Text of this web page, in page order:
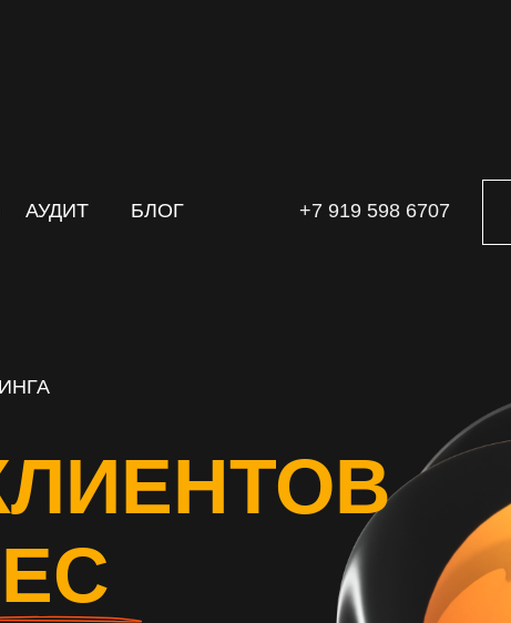
АУДИТ БЛОГ +7 919 598 6707